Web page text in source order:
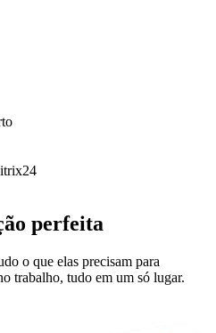
perfeita
o que elas precisam para
trabalho, tudo em um só lugar.